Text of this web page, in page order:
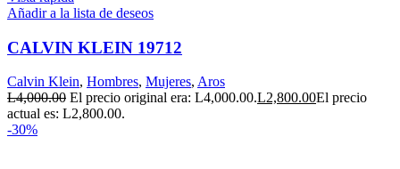
Añadir a la lista de deseos
CALVIN KLEIN 19712
Calvin Klein, Hombres, Mujeres, Aros
L4,000.00 El precio original era: L4,000.00.L2,800.00El precio
actual es: L2,800.00.
-30%